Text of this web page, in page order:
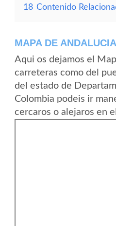
18 Contenido
MAPA DE ANDALUCIA
Aqui os dejamos el
carreteras como del
del estado de
Colombia podeis ir
cercaros o alejaros en